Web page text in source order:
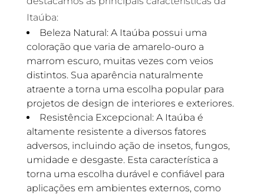
Itaúba:
Beleza Natural: A Itaúba possui uma
coloração que varia de amarelo-ouro a
marrom escuro, muitas vezes com veios
distintos. Sua aparência naturalmente
atraente a torna uma escolha popular para
projetos de design de interiores e exteriores.
Resistência Excepcional: A Itaúba é
altamente resistente a diversos fatores
adversos, incluindo ação de insetos, fungos,
umidade e desgaste. Esta característica a
torna uma escolha durável e confiável para
aplicações em ambientes externos, como